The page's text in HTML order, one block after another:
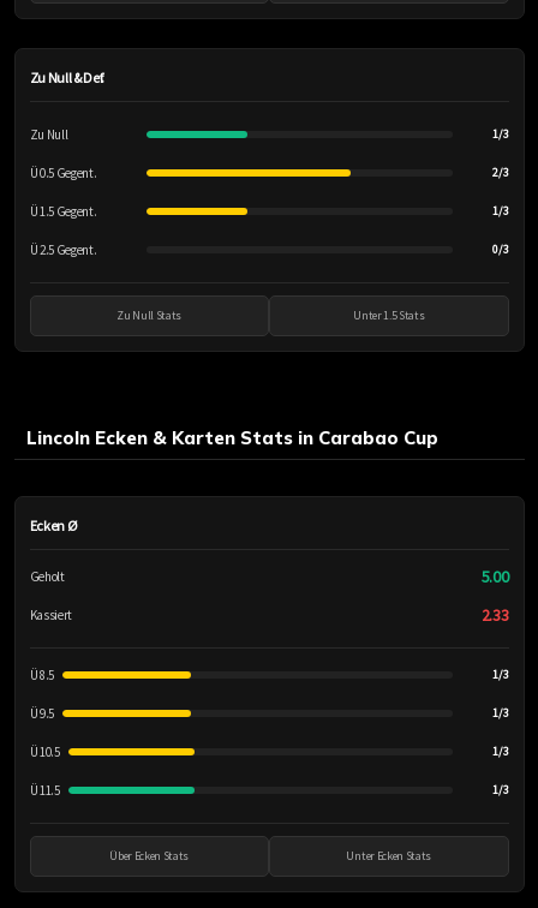
Zu Null & Def.
Zu Null 1/3
Ü 0.5 Gegent. 2/3
Ü 1.5 Gegent. 1/3
Ü 2.5 Gegent. 0/3
Zu Null Stats Unter 1.5 Stats
Lincoln Ecken & Karten Stats in Carabao Cup
Ecken Ø
Geholt 5.00
Kassiert 2.33
Ü 8.5 1/3
Ü 9.5 1/3
Ü 10.5 1/3
Ü 11.5 1/3
Über Ecken Stats Unter Ecken Stats